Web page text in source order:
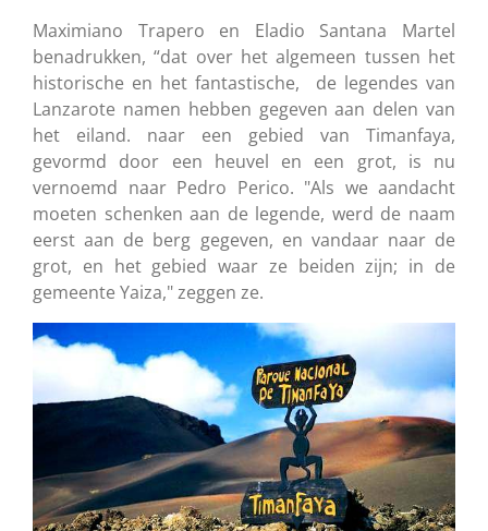
Maximiano Trapero en Eladio Santana Martel
benadrukken, “dat over het algemeen tussen het
historische en het fantastische, de legendes van
Lanzarote namen hebben gegeven aan delen van
het eiland. naar een gebied van Timanfaya,
gevormd door een heuvel en een grot, is nu
vernoemd naar Pedro Perico. "Als we aandacht
moeten schenken aan de legende, werd de naam
eerst aan de berg gegeven, en vandaar naar de
grot, en het gebied waar ze beiden zijn; in de
gemeente Yaiza," zeggen ze.